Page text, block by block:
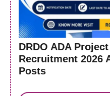
DRDO ADA
Recruitment 2026
Posts